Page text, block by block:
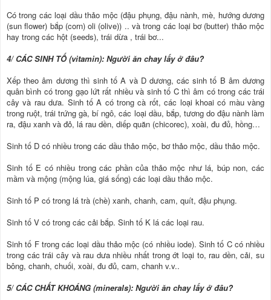
Có trong các loại dầu thảo mộc (đậu phụng, đậu nành, mè, hướng dương
(sun flower) bắp (corn) oli (olive)) .. và trong các loại bơ (butter) thảo mộc
hay trong các hột (seeds), trái dừa , trái bơ...
4/ CÁC SINH TỐ (vitamin): Người ăn chay lấy ở đâu?
Xếp theo âm dương thì sinh tố A và D dương, các sinh tố B âm dương
quân bình có trong gạo lứt rất nhiều và sinh tố C thì âm có trong các trái
cây và rau dưa. Sinh tố A có trong cà rốt, các loại khoai có màu vàng
trong ruột, trái trứng gà, bí ngô, các loại dầu, bắp, tương do đậu nành làm
ra, đậu xanh và đỏ, lá rau dền, diếp quăn (chicorec), xoài, đu đủ, hồng…
Sinh tố D có nhiều trong các dầu thảo mộc, bơ thảo mộc, dầu thảo mộc.
Sinh tố E có nhiều trong các phần của thảo mộc như lá, búp non, các
mầm và mộng (mộng lúa, giá sống) các loại dầu thảo mộc.
Sinh tố P có trong lá trà (chè) xanh, chanh, cam, quít, đậu phụng.
Sinh tố V có trong các cải bắp. Sinh tố K lá các loại rau.
Sinh tố F trong các loại dầu thảo mộc (có nhiều iode). Sinh tố C có nhiều
trong các trái cây và rau dưa nhiều nhất trong ớt loại to, rau dền, cải, su
bông, chanh, chuối, xoài, đu đủ, cam, chanh v.v..
5/ CÁC CHẤT KHOÁNG (minerals): Người ăn chay lấy ở đâu?